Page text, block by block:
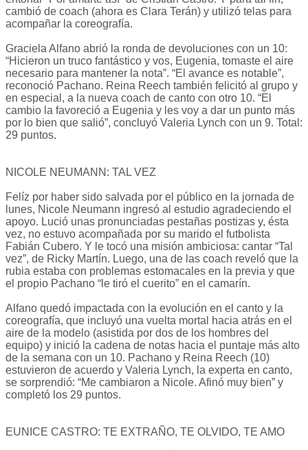
cambió de coach (ahora es Clara Terán) y utilizó telas para
acompañar la coreografía.
Graciela Alfano abrió la ronda de devoluciones con un 10:
“Hicieron un truco fantástico y vos, Eugenia, tomaste el aire
necesario para mantener la nota”. “El avance es notable”,
reconoció Pachano. Reina Reech también felicitó al grupo y
en especial, a la nueva coach de canto con otro 10. “El
cambio la favoreció a Eugenia y les voy a dar un punto más
por lo bien que salió”, concluyó Valeria Lynch con un 9. Total:
29 puntos.
NICOLE NEUMANN: TAL VEZ
Felíz por haber sido salvada por el público en la jornada de
lunes, Nicole Neumann ingresó al estudio agradeciendo el
apoyo. Lució unas pronunciadas pestañas postizas y, ésta
vez, no estuvo acompañada por su marido el futbolista
Fabián Cubero. Y le tocó una misión ambiciosa: cantar “Tal
vez”, de Ricky Martín. Luego, una de las coach reveló que la
rubia estaba con problemas estomacales en la previa y que
el propio Pachano “le tiró el cuerito” en el camarín.
Alfano quedó impactada con la evolución en el canto y la
coreografía, que incluyó una vuelta mortal hacia atrás en el
aire de la modelo (asistida por dos de los hombres del
equipo) y inició la cadena de notas hacia el puntaje más alto
de la semana con un 10. Pachano y Reina Reech (10)
estuvieron de acuerdo y Valeria Lynch, la experta en canto,
se sorprendió: “Me cambiaron a Nicole. Afinó muy bien” y
completó los 29 puntos.
EUNICE CASTRO: TE EXTRAÑO, TE OLVIDO, TE AMO